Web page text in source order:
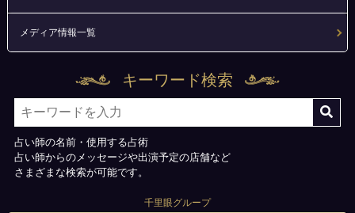
メディア情報一覧
キーワード検索
占い師の名前・使用する占術
占い師からのメッセージや出演予定の店舗など
さまざまな検索が可能です。
千里眼グループ